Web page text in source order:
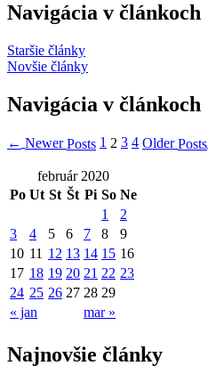
Navigácia v článkoch
Staršie články
Novšie články
Navigácia v článkoch
← NewerPosts 1 2 3 4 OlderPosts
február 2020
Po Ut St Št Pi So Ne
« jan mar »
1
2
3
4 5 6 7 8
9
10 11 12 13 14 15 16
17 18 19 20 21 22 23
24 25 26 27 28 29
Najnovšie články